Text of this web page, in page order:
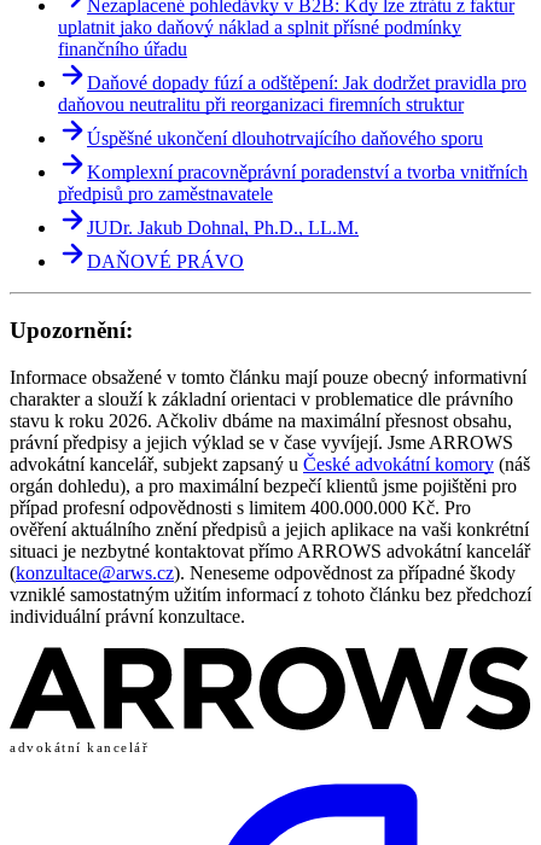
Nezaplacené pohledávky v B2B: Kdy lze ztrátu z faktur
uplatnit jako daňový náklad a splnit přísné podmínky
finančního úřadu
Daňové dopady fúzí a odštěpení: Jak dodržet pravidla pro
daňovou neutralitu při reorganizaci firemních struktur
Úspěšné ukončení dlouhotrvajícího daňového sporu
Komplexní pracovněprávní poradenství a tvorba vnitřních
předpisů pro zaměstnavatele
JUDr. Jakub Dohnal, Ph.D., LL.M.
DAŇOVÉ PRÁVO
Upozornění:
Informace obsažené v tomto článku mají pouze obecný informativní
charakter a slouží k základní orientaci v problematice dle právního
stavu k roku 2026. Ačkoliv dbáme na maximální přesnost obsahu,
právní předpisy a jejich výklad se v čase vyvíjejí. Jsme ARROWS
advokátní kancelář, subjekt zapsaný u České advokátní komory (náš
orgán dohledu), a pro maximální bezpečí klientů jsme pojištěni pro
případ profesní odpovědnosti s limitem 400.000.000 Kč. Pro
ověření aktuálního znění předpisů a jejich aplikace na vaši konkrétní
situaci je nezbytné kontaktovat přímo ARROWS advokátní kancelář
(konzultace@arws.cz). Neneseme odpovědnost za případné škody
vzniklé samostatným užitím informací z tohoto článku bez předchozí
individuální právní konzultace.
advokátní kancelář